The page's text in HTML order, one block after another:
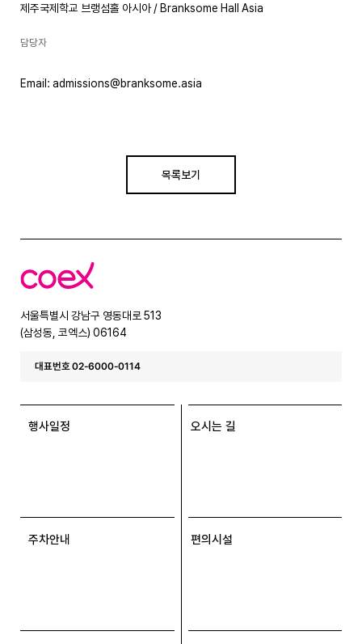
제주국제학교 브랭섬홀 아시아 / Branksome Hall Asia
담당자
Email: admissions@branksome.asia
목록보기
코
엑
서울특별시 강남구 영동대로 513
(삼성동, 코엑스) 06164
대표번호 02-6000-0114
행사일정 오시는 길
주차안내 편의시설